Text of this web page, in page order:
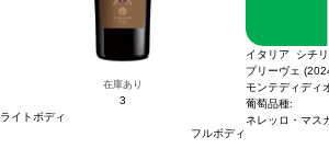
在庫あり
3
ライトボディ
フルボディ
イタリア シチ
プリーヴェ
モンテディディ
葡萄品種:
ネレッロ・マス